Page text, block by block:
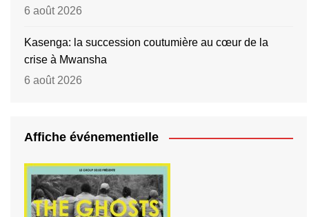
6 août 2026
Kasenga: la succession coutumière au cœur de la
crise à Mwansha
6 août 2026
Affiche événementielle